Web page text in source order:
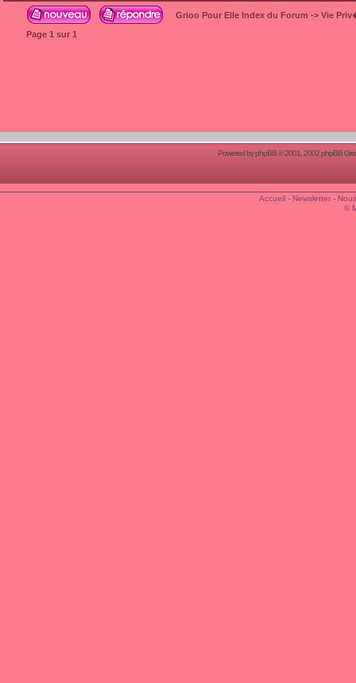
Grioo Pour Elle Index du Forum -> Vie
Page 1 sur 1
Powered byphpBB© 2001, 2002 phpBB
Accueil- Newsletter-
©